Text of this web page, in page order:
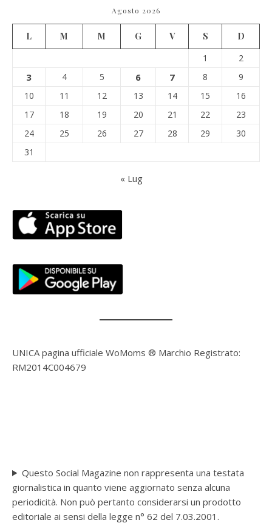
Agosto 2026
L M M G V S
D
1
2
3 4 5 6 7 8
9
10
11 12 13 14 15
16
17
18 19 20 21 22
23
24
25 26 27 28 29
30
31
« Lug
UNICA pagina ufficiale WoMoms ® Marchio Registrato:
RM2014C004679
Questo Social Magazine non rappresenta una testata
giornalistica in quanto viene aggiornato senza alcuna
periodicità. Non può pertanto considerarsi un prodotto
editoriale ai sensi della legge n° 62 del 7.03.2001.